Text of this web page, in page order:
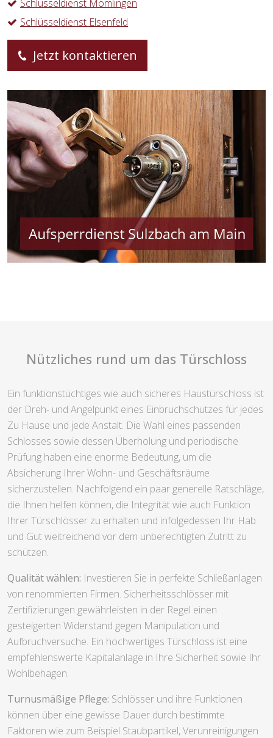
Schlüsseldienst Mömlingen
Schlüsseldienst Elsenfeld
Jetzt kontaktieren
Nützliches rund um das Türschloss
Ein funktionstüchtiges wie auch sicheres Haustürschloss ist
der Dreh- und Angelpunkt eines Einbruchschutzes für jedes
Zu Hause und jede Anstalt. Die Wahl eines passenden
Schlosses sowie dessen Überholung und periodische
Prüfung haben eine enorme Bedeutung, um die
Absicherung Ihrer Wohn- und Geschäftsräume
sicherzustellen. Nachfolgend ein paar generelle Ratschläge,
die Ihnen helfen können, die Integrität wie auch Funktion
Ihrer Türschlösser zu erhalten und infolgedessen Ihr Hab
und Gut weitreichend vor dem unberechtigten Zutritt zu
schützen.
Qualität wählen: Investieren Sie in perfekte Schließanlagen
von renommierten Firmen. Sicherheitsschlösser mit
Zertifizierungen gewährleisten in der Regel einen
gesteigerten Widerstand gegen Manipulation und
Aufbruchversuche. Ein hochwertiges Türschloss ist eine
empfehlenswerte Kapitalanlage in Ihre Sicherheit sowie Ihr
Wohlbehagen.
Turnusmäßige Pflege: Schlösser und ihre Funktionen
können über eine gewisse Dauer durch bestimmte
Faktoren wie zum Beispiel Staubpartikel, Verunreinigungen